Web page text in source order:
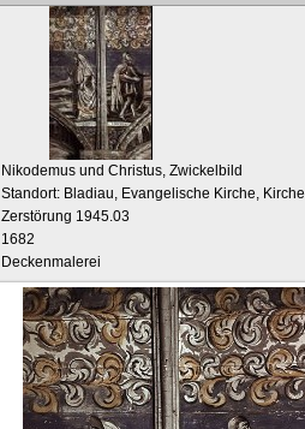
Nikodemus und Christus, Zwickelbild
Standort: Bladiau, Evangelische Kirche,
Zerstörung 1945.03
1682
Deckenmalerei